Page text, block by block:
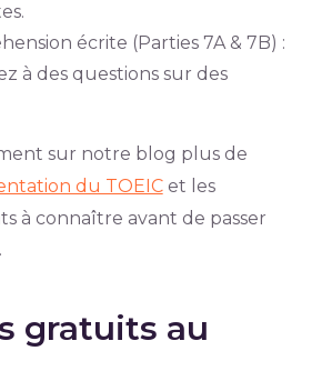
écrite (Parties 7A & 7B) :
à des questions sur des
sur notre blog plus de
du TOEICet les
à connaître avant de passer
gratuits au